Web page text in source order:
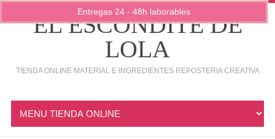
EL ESCONDITE DE
LOLA
TIENDA ONLINE MATERIAL E INGREDIENTES REPOSTERIA CREATIVA
Entregas 24 - 48h laborables